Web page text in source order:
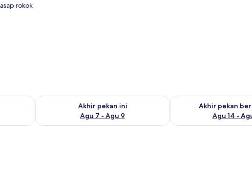
rokok
Agu 8 - Agu 9
Akhir pekan ini
Agu 7 - Agu 9
Periksa ketersediaan untuk akhir pekan ini Agu 7 - Agu 9
Akhir pekan
Agu 14 -
Periksa ketersediaan